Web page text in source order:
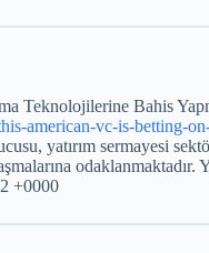
Teknolojilerine Bahis
american-vc-is-betting-
yatırım sermayesi
odaklanmaktadır.
+0000